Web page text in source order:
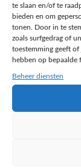
te slaan en/of te
bieden en om
tonen. Door in te
zoals surfgedrag of
toestemming geeft
hebben op bepaalde
Beheer diensten